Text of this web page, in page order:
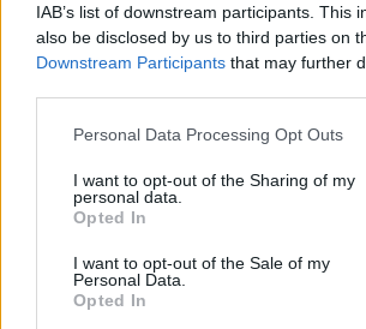
IAB’s list of downstream participants. This
also be disclosed by us to third parties on
Downstream Participants that may further
Personal Data Processing Opt Outs
I want to opt-out of the Sharing of my
personal data.
Opted In
I want to opt-out of the Sale of my
Personal Data.
Opted In
Ο καφές είναι το πιο αγαπημένο
καθώς συνοδεύει τα πρωινά μας, τις